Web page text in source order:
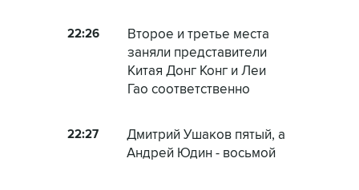
22:26
Второе и третье места
заняли представители
Китая Донг Конг и Леи
Гао соответственно
22:27
Дмитрий Ушаков пятый, а
Андрей Юдин - восьмой